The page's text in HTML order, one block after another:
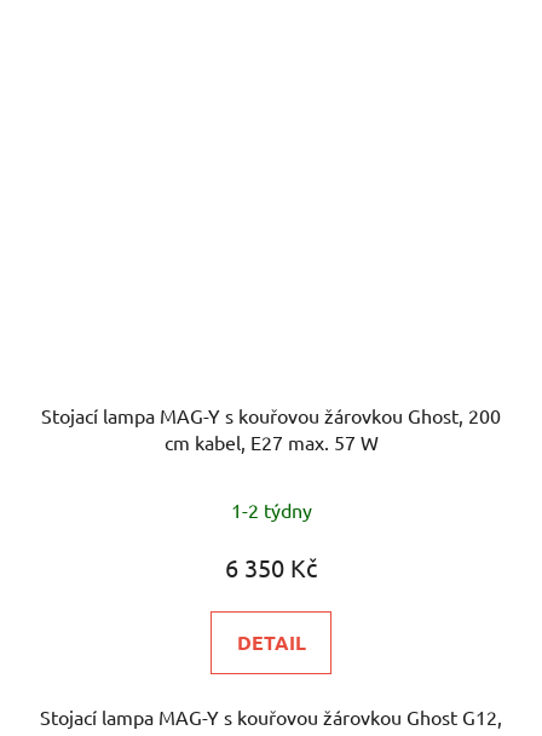
Stojací lampa MAG-Y s kouřovou žárovkou Ghost, 200
cm kabel, E27 max. 57 W
1-2 týdny
6 350 Kč
DETAIL
Stojací lampa MAG-Y s kouřovou žárovkou Ghost G12,